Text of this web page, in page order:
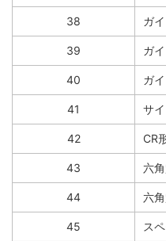
38 ガ
39 ガ
40 ガ
41 サ
42 CR
43 六
44 六
45 ス